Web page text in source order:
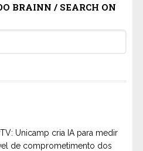
BRAINN / SEARCH ON
Unicamp cria IA para medir
de comprometimento dos